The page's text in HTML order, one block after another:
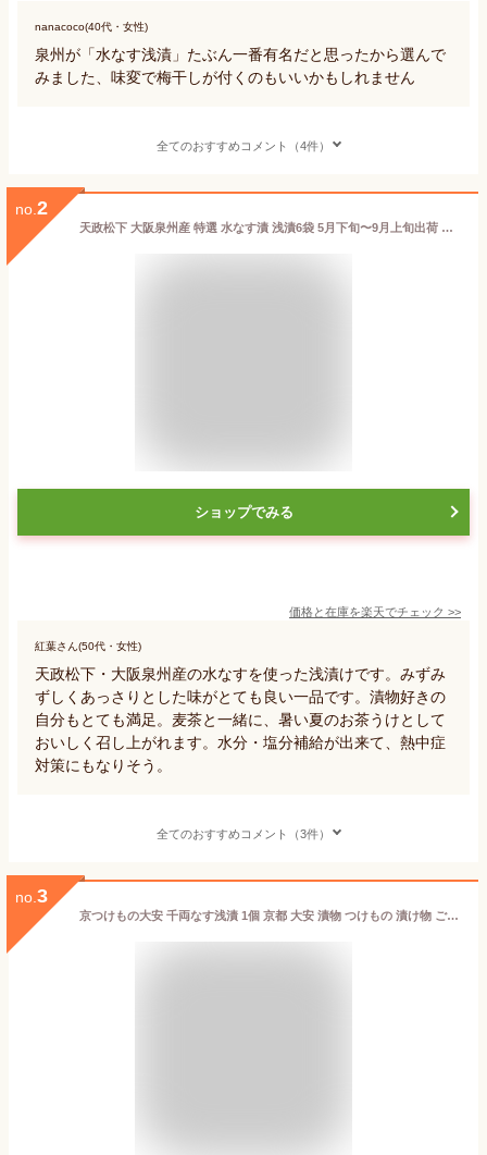
nanacoco(40代・女性)
泉州が「水なす浅漬」たぶん一番有名だと思ったから選んで
みました、味変で梅干しが付くのもいいかもしれません
全てのおすすめコメント（4件）
no. 2
天政松下 大阪泉州産 特選 水なす漬 浅漬6袋 5月下旬〜9月上旬出荷 指定日不可 送料無料 惣菜 野菜 ナス 茄子 なす 水なす 浅漬け 漬物 漬け物 お取り寄せ
ショップでみる
価格と在庫を楽天でチェック >>
紅葉さん(50代・女性)
天政松下・大阪泉州産の水なすを使った浅漬けです。みずみ
ずしくあっさりとした味がとても良い一品です。漬物好きの
自分もとても満足。麦茶と一緒に、暑い夏のお茶うけとして
おいしく召し上がれます。水分・塩分補給が出来て、熱中症
対策にもなりそう。
全てのおすすめコメント（3件）
no. 3
京つけもの大安 千両なす浅漬 1個 京都 大安 漬物 つけもの 漬け物 ご飯のお供 お土産 国産 茄子 浅漬け